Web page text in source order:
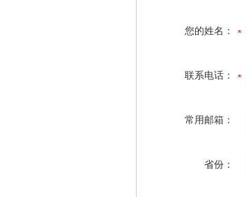
您的姓名：
联系电话：
常用邮箱：
省份：